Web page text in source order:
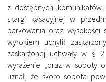
z dostępnych
skargi kasacyjnej w
parkowania oraz
wyrokiem uchylił
zaskarżonej uchwały w §
wyrażenie „oraz w soboty
uznał, że skoro sobota